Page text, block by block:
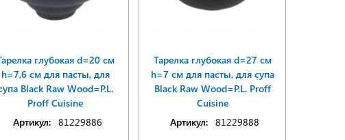
глубокая d=20 см
h=7,6 см для пасты, для
Black Raw Wood=P.L.
Proff Cuisine
Артикул: 81229886
Тарелка глубокая d=27 см
h=7 см для пасты, для супа
Black Raw Wood=P.L. Proff
Cuisine
Артикул: 81229888